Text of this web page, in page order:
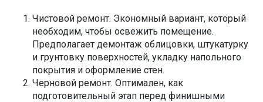
Чистовой ремонт. Экономный вариант, который
необходим, чтобы освежить помещение.
Предполагает демонтаж облицовки, штукатурку
и грунтовку поверхностей, укладку напольного
покрытия и оформление стен.
Черновой ремонт. Оптимален, как
подготовительный этап перед финишными